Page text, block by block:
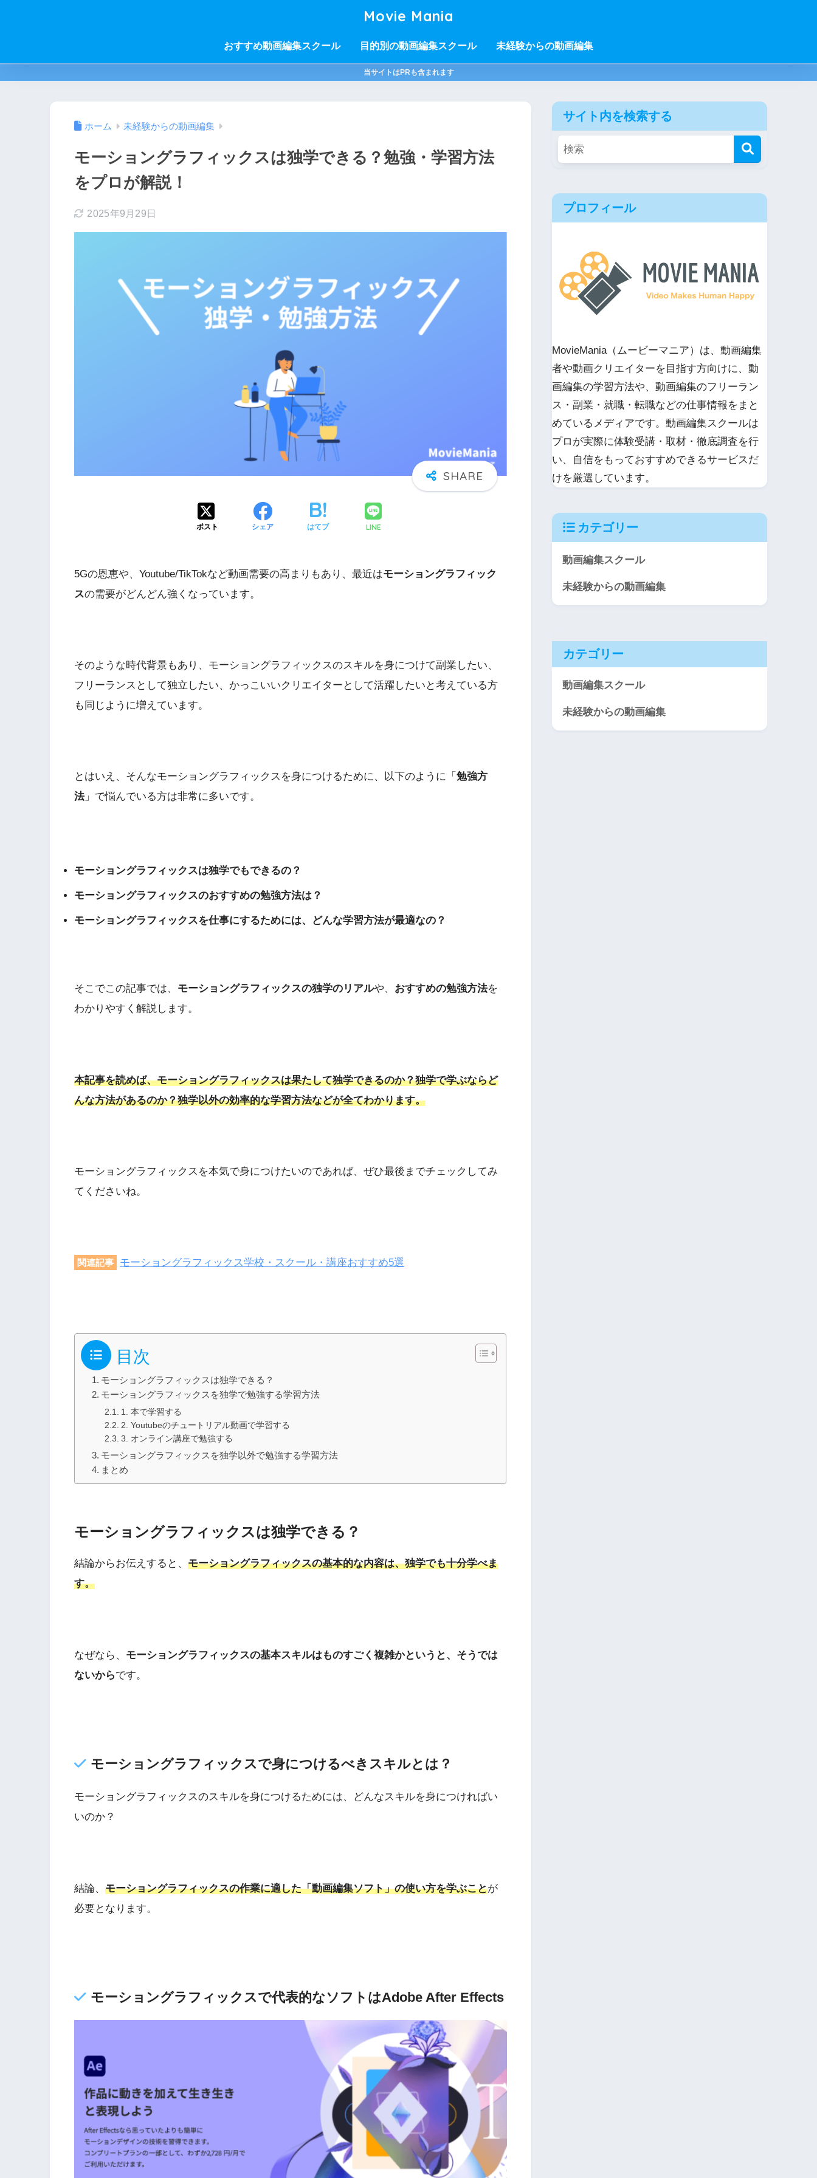
Movie Mania
おすすめ動画編集スクール 目的別の動画編集スクール 未経験からの動画編集
当サイトはPRも含まれます
ホーム 未経験からの動画編集
モーショングラフィックスは独学できる？勉強・学習方法
をプロが解説！
2025年9月29日
ポスト シェア はてブ LINE
5Gの恩恵や、Youtube/TikTokなど動画需要の高まりもあり、最近はモーショングラフィック
スの需要がどんどん強くなっています。
そのような時代背景もあり、モーショングラフィックスのスキルを身につけて副業したい、
フリーランスとして独立したい、かっこいいクリエイターとして活躍したいと考えている方
も同じように増えています。
とはいえ、そんなモーショングラフィックスを身につけるために、以下のように「 勉強方
法 」で悩んでいる方は非常に多いです。
モーショングラフィックスは独学でもできるの？
モーショングラフィックスのおすすめの勉強方法は？
モーショングラフィックスを仕事にするためには、どんな学習方法が最適なの？
そこでこの記事では、 モーショングラフィックスの独学のリアルや、 おすすめの勉強方法を
わかりやすく解説します。
本記事を読めば、モーショングラフィックスは果たして独学できるのか？独学で学ぶならど
んな方法があるのか？独学以外の効率的な学習方法などが全てわかります。
モーショングラフィックスを本気で身につけたいのであれば、ぜひ最後までチェックしてみ
てくださいね。
関連記事 モーショングラフィックス学校・スクール・講座おすすめ5選
目次
モーショングラフィックスは独学できる？
モーショングラフィックスを独学で勉強する学習方法
1. 本で学習する
2. Youtubeのチュートリアル動画で学習する
3. オンライン講座で勉強する
モーショングラフィックスを独学以外で勉強する学習方法
まとめ
モーショングラフィックスは独学できる？
結論からお伝えすると、 モーショングラフィックスの基本的な内容は、独学でも十分学べま
す。
なぜなら、 モーショングラフィックスの基本スキルはものすごく複雑かというと、そうでは
ないからです。
モーショングラフィックスで身につけるべきスキルとは？
モーショングラフィックスのスキルを身につけるためには、どんなスキルを身につければい
いのか？
結論、 モーショングラフィックスの作業に適した「動画編集ソフト」の使い方を学ぶことが
必要となります。
モーショングラフィックスで代表的なソフトはAdobe After Effects
サイト内を検索する
プロフィール
MovieMania（ムービーマニア）は、動画編集
者や動画クリエイターを目指す方向けに、動
画編集の学習方法や、動画編集のフリーラン
ス・副業・就職・転職などの仕事情報をまと
めているメディアです。動画編集スクールは
プロが実際に体験受講・取材・徹底調査を行
い、自信をもっておすすめできるサービスだ
けを厳選しています。
カテゴリー
動画編集スクール
未経験からの動画編集
カテゴリー
動画編集スクール
未経験からの動画編集